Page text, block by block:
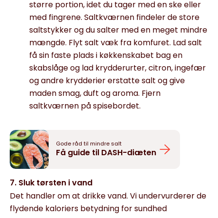
større portion, idet du tager med en ske eller
med fingrene. Saltkværnen findeler de store
saltstykker og du salter med en meget mindre
mængde. Flyt salt væk fra komfuret. Lad salt
få sin faste plads i køkkenskabet bag en
skabslåge og lad krydderurter, citron, ingefær
og andre krydderier erstatte salt og give
maden smag, duft og aroma. Fjern
saltkværnen på spisebordet.
Gode råd til mindre salt
Få guide til DASH-diæten
7. Sluk tørsten i vand
Det handler omat drikke vand. Vi undervurdererde
flydende kaloriers betydning forsundhed